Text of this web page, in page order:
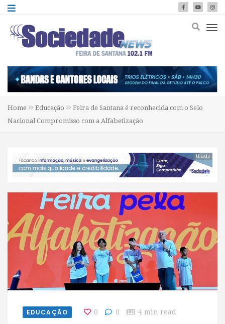
Home Educação
Feira de Santana é reconhecida com o Selo
Nacional Compromisso com a Alfabetização
tt ads
EDUCAÇÃO 0 0 4 min read